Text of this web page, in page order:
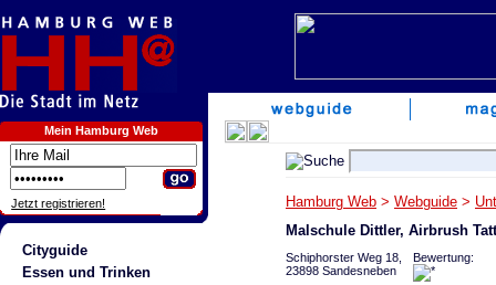
Mein Hamburg Web
Jetzt registrieren!
Cityguide
Essen und Trinken
Hamburg Web > Webguide >
Malschule Dittler, Airbrush
Schiphorster Weg 18,
23898 Sandesneben
Bewertung: